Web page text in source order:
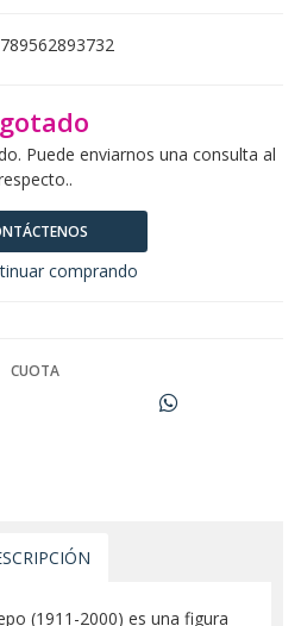
Puede enviarnos una consulta al
comprando
CUOTA
(1911-2000) es una figura